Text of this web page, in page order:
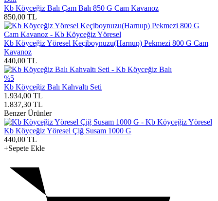
Kb Köyceğiz Balı Çam Balı 850 G Cam Kavanoz
850,00 TL
Kb Köyceğiz Yöresel Keçiboynuzu(Harnup) Pekmezi 800 G Cam
Kavanoz
440,00 TL
%5
Kb Köyceğiz Balı Kahvaltı Seti
1.934,00 TL
1.837,30 TL
Benzer Ürünler
Kb Köyceğiz Yöresel Çiğ Susam 1000 G
440,00 TL
+Sepete Ekle